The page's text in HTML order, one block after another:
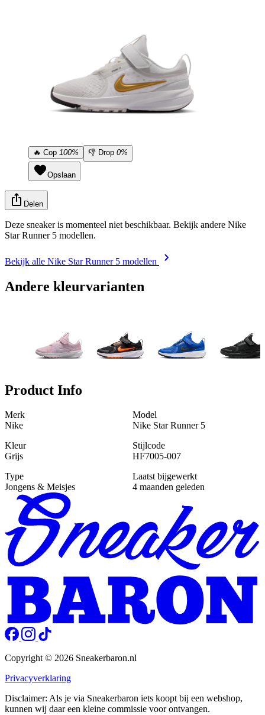
🔥 Cop 100% 👎 Drop 0%
Opslaan
Delen
Deze sneaker is momenteel niet beschikbaar. Bekijk andere Nike
Star Runner 5 modellen.
Bekijk alle Nike Star Runner 5 modellen
Andere kleurvarianten
Product Info
Merk
Nike
Model
Nike Star Runner 5
Kleur
Grijs
Stijlcode
HF7005-007
Type
Jongens & Meisjes
Laatst bijgewerkt
4 maanden geleden
Copyright © 2026 Sneakerbaron.nl
Privacyverklaring
Disclaimer: Als je via Sneakerbaron iets koopt bij een webshop,
kunnen wij daar een kleine commissie voor ontvangen.